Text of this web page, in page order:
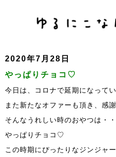
2020年7月28日
やっぱりチョコ♡
今日は、コロナで延期になって
また新たなオファーも頂き、感
そんなうれしい時のおやつは・・
やっぱりチョコ♡
この時期にぴったりなジンジャ